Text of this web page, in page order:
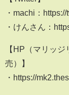
・machi：
・けんさん：
【HP（マリッ
売）】
・https://